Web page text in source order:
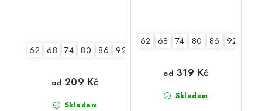
62 68 74 80 86 92
Skladem
od 209 Kč
62 68 74 80 86 92
Skladem
od 319 Kč